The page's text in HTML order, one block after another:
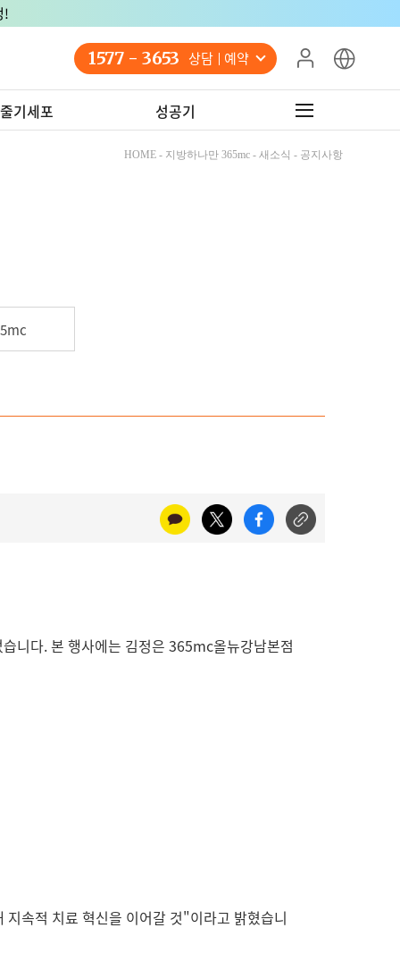
!
1577 - 3653 상담 예약
기세포 성공기
HOME - 지방하나만 365mc - 새소식 - 공지사항
니다. 본 행사에는 김정은 365mc올뉴강남본점
속적 치료 혁신을 이어갈 것"이라고 밝혔습니